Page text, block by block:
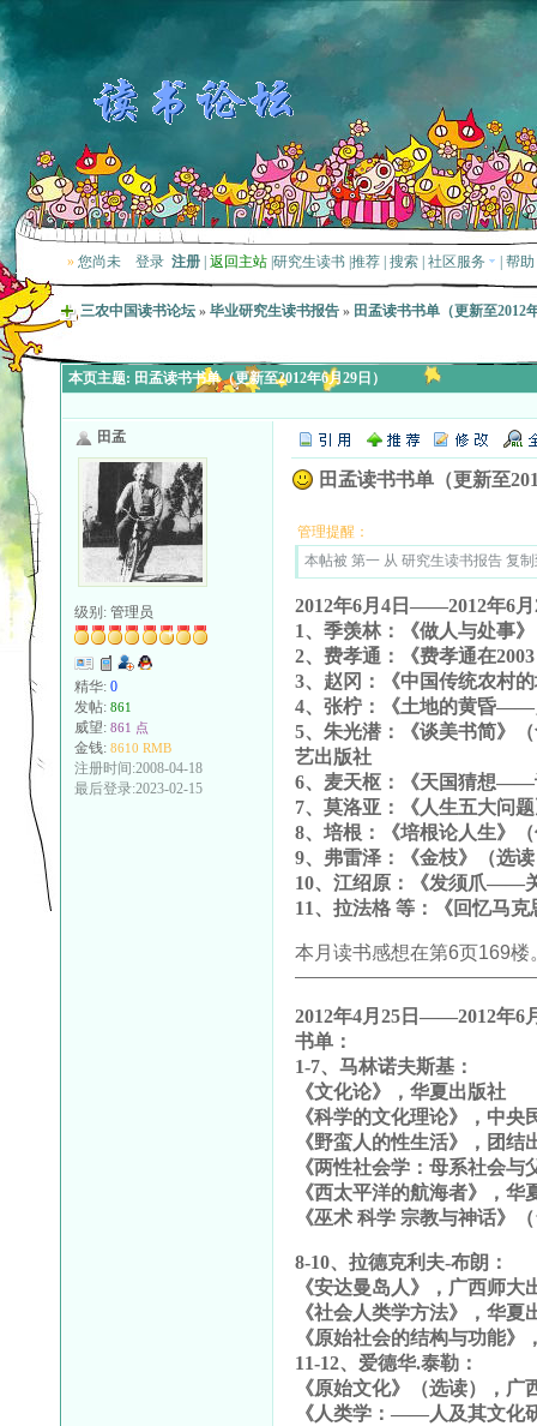
» 您尚未 登录 注册 返回主站 研究生读书 推荐 搜索 社区服务 帮助
三农中国读书论坛 » 毕业研究生读书报告 » 田孟读书书单（更新至2012
本页主题: 田孟读书书单（更新至2012年6月29日）
田孟
级别: 管理员
精华: 0
发帖: 861
威望: 861 点
金钱: 8610 RMB
注册时间:2008-04-18
最后登录:2023-02-15
田孟读书书单（更新至
管理提醒：
本帖被 第一 从 研究生读书报告 复
2012年6月4日——2012年6月
1、季羡林：《做人与处事
2、费孝通：《费孝通在
3、赵冈：《中国传统农村
4、张柠：《土地的黄昏——
5、朱光潜：《谈美书简》
艺出版社
6、麦天枢：《天国猜想——
7、莫洛亚：《人生五大问
8、培根：《培根论人生》
9、弗雷泽：《金枝》（选
10、江绍原：《发须爪——
11、拉法格 等：《回忆马克
本月读书感想在第6页169楼
2012年4月25日——2012年6
书单：
1-7、马林诺夫斯基：
《文化论》，华夏出版社
《科学的文化理论》，中央
《野蛮人的性生活》，团结
《两性社会学：母系社会
《西太平洋的航海者》，华
《巫术 科学 宗教与神话》
8-10、拉德克利夫-布朗：
《安达曼岛人》，广西师大
《社会人类学方法》，华夏
《原始社会的结构与功能》
11-12、爱德华.泰勒：
《原始文化》（选读），广
《人类学：——人及其文化